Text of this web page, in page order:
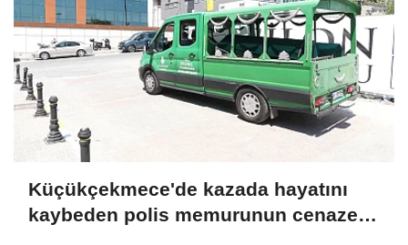
Küçükçekmece'de kazada hayatını
kaybeden polis memurunun cenazesi